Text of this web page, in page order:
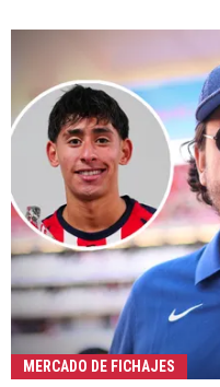
MERCADO DE FICHAJES